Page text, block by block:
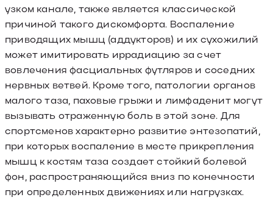
узком канале, также является классической
причиной такого дискомфорта. Воспаление
приводящих мышц (аддукторов) и их сухожилий
может имитировать иррадиацию за счет
вовлечения фасциальных футляров и соседних
нервных ветвей. Кроме того, патологии органов
малого таза, паховые грыжи и лимфаденит могут
вызывать отраженную боль в этой зоне. Для
спортсменов характерно развитие энтезопатий,
при которых воспаление в месте прикрепления
мышц к костям таза создает стойкий болевой
фон, распространяющийся вниз по конечности
при определенных движениях или нагрузках.